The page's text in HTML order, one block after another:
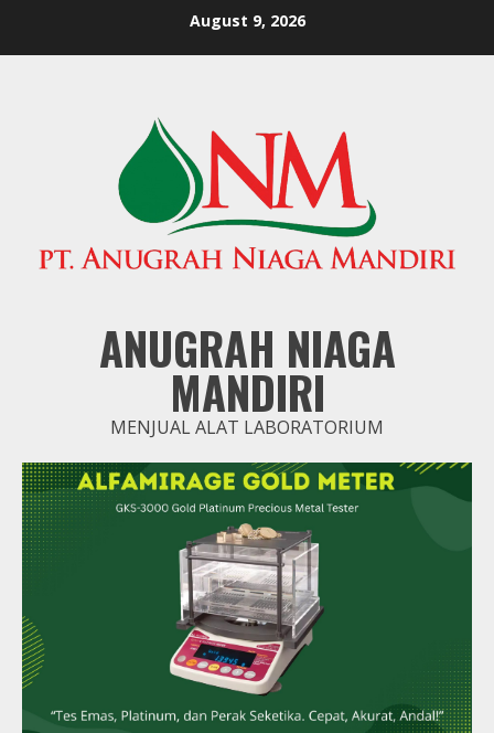
August 9, 2026
ANUGRAH NIAGA
MANDIRI
MENJUAL ALAT LABORATORIUM